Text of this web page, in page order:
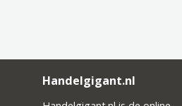
Handelgigant.nl